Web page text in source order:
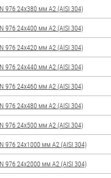
976 24х380 мм А2 (AISI 304)
976 24х400 мм А2 (AISI 304)
976 24х420 мм А2 (AISI 304)
976 24х440 мм А2 (AISI 304)
976 24х460 мм А2 (AISI 304)
976 24х480 мм А2 (AISI 304)
976 24х500 мм А2 (AISI 304)
976 24х1000 мм А2 (AISI 304)
976 24х2000 мм А2 (AISI 304)